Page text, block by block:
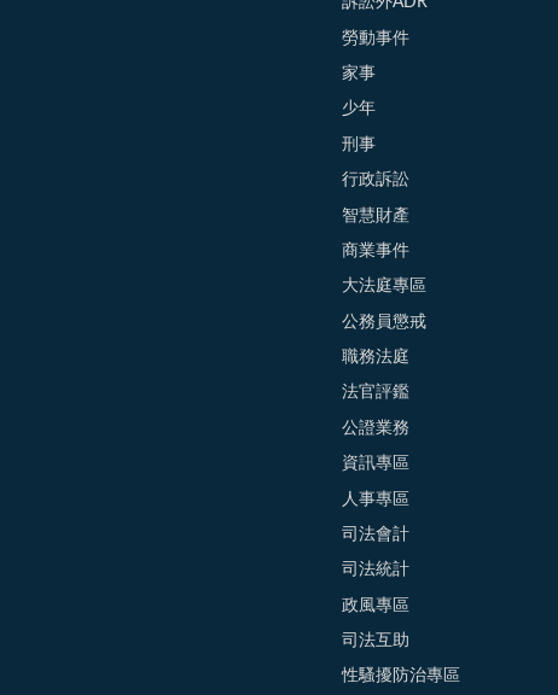
勞動事件
家事
少年
刑事
行政訴訟
智慧財產
商業事件
大法庭專區
公務員懲戒
職務法庭
法官評鑑
公證業務
資訊專區
人事專區
司法會計
司法統計
政風專區
司法互助
性騷擾防治專區